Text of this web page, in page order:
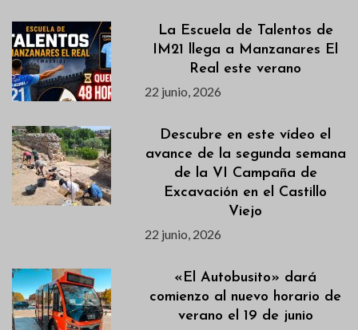
La Escuela de Talentos de
IM21 llega a Manzanares El
Real este verano
22 junio, 2026
Descubre en este vídeo el
avance de la segunda semana
de la VI Campaña de
Excavación en el Castillo
Viejo
22 junio, 2026
«El Autobusito» dará
comienzo al nuevo horario de
verano el 19 de junio